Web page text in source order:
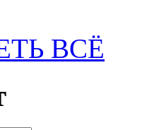
ВСЁ